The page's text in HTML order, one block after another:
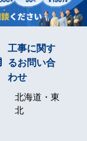
工事に関す
るお問い合
わせ